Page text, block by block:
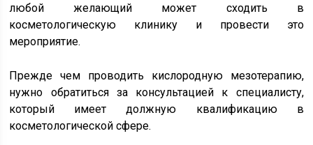
любой желающий может сходить в
косметологическую клинику и провести это
мероприятие.
Прежде чем проводить кислородную мезотерапию,
нужно обратиться за консультацией к специалисту,
который имеет должную квалификацию в
косметологической сфере.